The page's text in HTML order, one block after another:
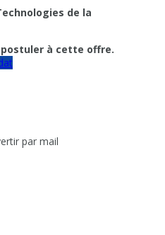
de la
à cette offre.
par mail